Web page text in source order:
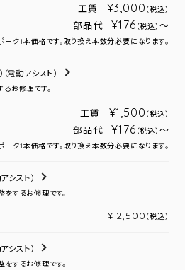
工賃 ¥3,000 （税込）
部品代 ¥176 （税込） ～
ク1本価格です。取り換え本数分必要になります。
（電動アシスト）
お修理です。
工賃 ¥1,500 （税込）
部品代 ¥176 （税込） ～
ク1本価格です。取り換え本数分必要になります。
シスト）
するお修理です。
¥ 2,500 （税込）
シスト）
するお修理です。